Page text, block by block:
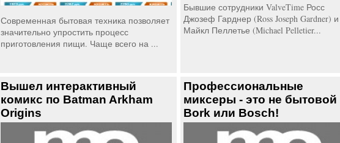
Современная бытовая техника позволяет
значительно упростить процесс
приготовления пищи. Чаще всего на ...
Бывшие сотрудники ValveTime Росс
Джозеф Гарднер (Ross Joseph Gardner) и
Майкл Пеллетье (Michael Pelletier...
Вышел интерактивный
комикс по Batman Arkham
Origins
Профессиональные
миксеры - это не бытовой
Bork или Bosch!